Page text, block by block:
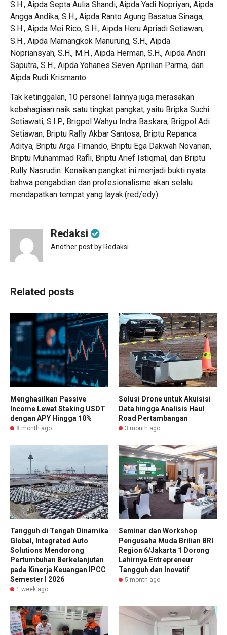
S.H., Aipda Septa Aulia Shandi, Aipda Yadi Nopriyan, Aipda
Angga Andika, S.H., Aipda Ranto Agung Basatua Sinaga,
S.H., Aipda Mei Rico, S.H., Aipda Heru Apriadi Setiawan,
S.H., Aipda Marnangkok Manurung, S.H., Aipda
Nopriansyah, S.H., M.H., Aipda Herman, S.H., Aipda Andri
Saputra, S.H., Aipda Yohanes Seven Aprilian Parma, dan
Aipda Rudi Krismanto.
Tak ketinggalan, 10 personel lainnya juga merasakan
kebahagiaan naik satu tingkat pangkat, yaitu Bripka Suchi
Setiawati, S.I.P., Brigpol Wahyu Indra Baskara, Brigpol Adi
Setiawan, Briptu Rafly Akbar Santosa, Briptu Repanca
Aditya, Briptu Arga Firnando, Briptu Ega Dakwah Novarian,
Briptu Muhammad Rafli, Briptu Arief Istiqmal, dan Briptu
Rully Nasrudin. Kenaikan pangkat ini menjadi bukti nyata
bahwa pengabdian dan profesionalisme akan selalu
mendapatkan tempat yang layak.(red/edy)
Redaksi
Another post by Redaksi
Related posts
Menghasilkan Passive
Income Lewat Staking USDT
dengan APY Hingga 10%
8 month ago
Solusi Drone untuk Akuisisi
Data hingga Analisis Haul
Road Pertambangan
3 month ago
Tangguh di Tengah Dinamika
Global, Integrated Auto
Solutions Mendorong
Pertumbuhan Berkelanjutan
pada Kinerja Keuangan IPCC
Semester I 2026
1 week ago
Seminar dan Workshop
Pengusaha Muda Brilian BRI
Region 6/Jakarta 1 Dorong
Lahirnya Entrepreneur
Tangguh dan Inovatif
5 month ago